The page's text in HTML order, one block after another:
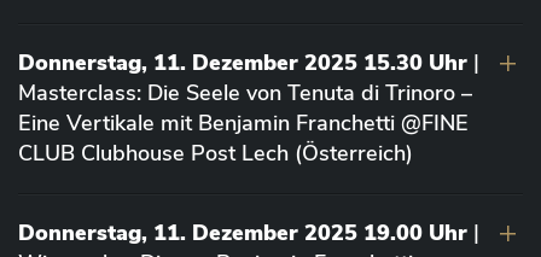
Donnerstag, 11. Dezember 2025 15.30 Uhr |
Masterclass: Die Seele von Tenuta di Trinoro –
Eine Vertikale mit Benjamin Franchetti @FINE
CLUB Clubhouse Post Lech (Österreich)
Donnerstag, 11. Dezember 2025 19.00 Uhr |